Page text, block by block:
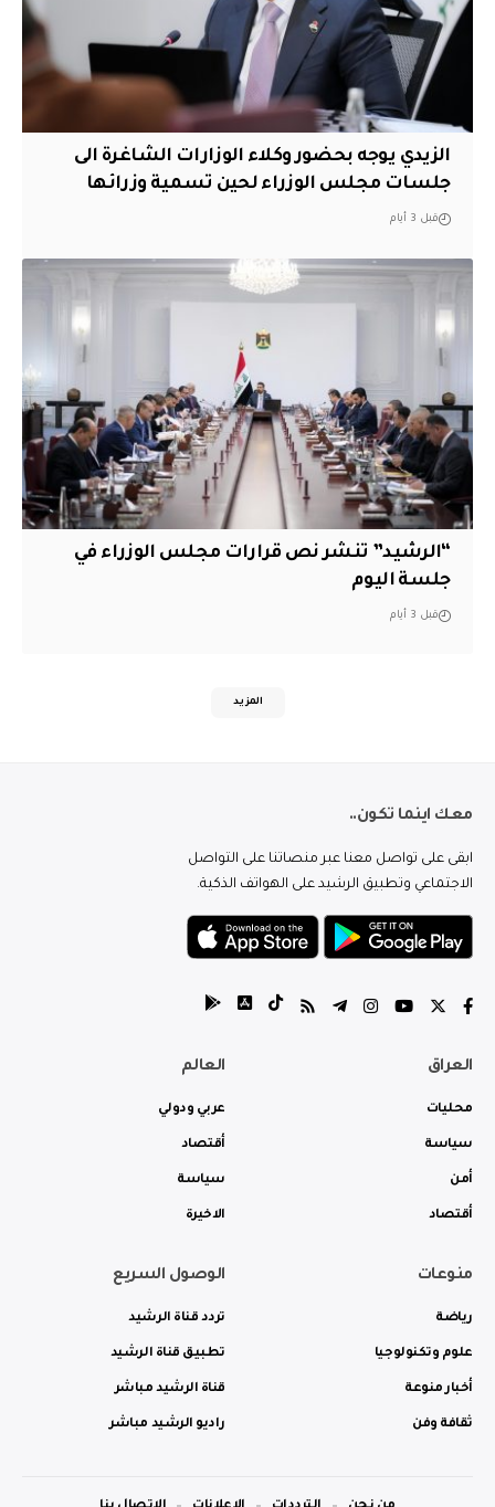
الزيدي يوجه بحضور وكلاء الوزارات الشاغرة الى
جلسات مجلس الوزراء لحين تسمية وزرائها
قبل 3 أيام
“الرشيد” تنشر نص قرارات مجلس الوزراء في
جلسة اليوم
قبل 3 أيام
المزيد
معك اينما تكون..
ابقى على تواصل معنا عبر منصاتنا على التواصل
الاجتماعي وتطبيق الرشيد على الهواتف الذكية.
العراق
محليات
سياسة
أمن
أقتصاد
العالم
عربي ودولي
أقتصاد
سياسة
الاخيرة
منوعات
رياضة
علوم وتكنولوجيا
أخبار منوعة
ثقافة وفن
الوصول السريع
تردد قناة الرشيد
تطبيق قناة الرشيد
قناة الرشيد مباشر
راديو الرشيد مباشر